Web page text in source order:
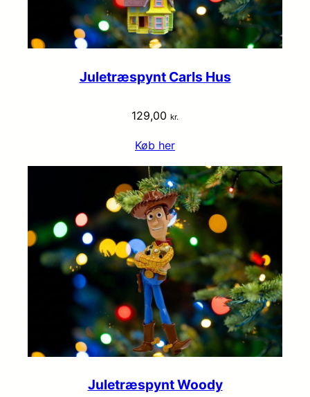
Juletræspynt Carls Hus
129,00 kr.
Køb her
Juletræspynt Woody